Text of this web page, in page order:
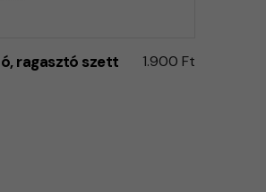
ragasztó szett
1.900 Ft